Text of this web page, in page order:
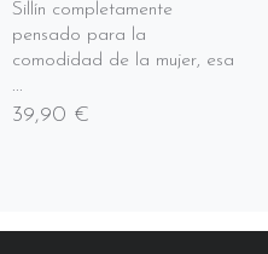
Sillín completamente
pensado para la
comodidad de la mujer, esa
...
39,90 €